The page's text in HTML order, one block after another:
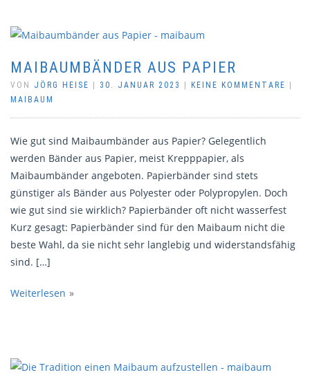
MAIBAUMBÄNDER AUS PAPIER
VON JÖRG HEISE | 30. JANUAR 2023 | KEINE KOMMENTARE |
MAIBAUM
Wie gut sind Maibaumbänder aus Papier? Gelegentlich
werden Bänder aus Papier, meist Krepppapier, als
Maibaumbänder angeboten. Papierbänder sind stets
günstiger als Bänder aus Polyester oder Polypropylen. Doch
wie gut sind sie wirklich? Papierbänder oft nicht wasserfest
Kurz gesagt: Papierbänder sind für den Maibaum nicht die
beste Wahl, da sie nicht sehr langlebig und widerstandsfähig
sind. […]
Weiterlesen